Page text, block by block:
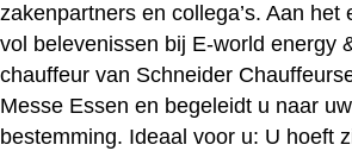
zakenpartners en collega’s. Aan het
vol belevenissen bij E-world energy
chauffeur van Schneider
Messe Essen en begeleidt u naar
bestemming. Ideaal voor u: U hoeft